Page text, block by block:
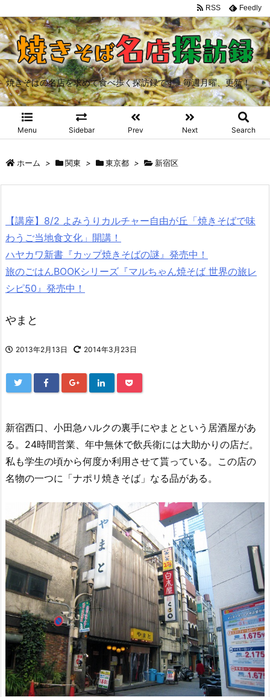
焼きそばの名店を求めて食べ歩く探訪録です。毎週月曜、更新！
Menu Sidebar Prev Next Search
RSS Feedly
ホーム > 関東 > 東京都 > 新宿区
【講座】8/2 よみうりカルチャー自由が丘「焼きそばで味
わうご当地食文化」開講！
ハヤカワ新書『カップ焼きそばの謎』発売中！
旅のごはんBOOKシリーズ『マルちゃん焼そば 世界の旅レ
シピ50』発売中！
やまと
2013年2月13日 2014年3月23日
新宿西口、小田急ハルクの裏手にやまとという居酒屋があ
る。24時間営業、年中無休で飲兵衛には大助かりの店だ。
私も学生の頃から何度か利用させて貰っている。この店の
名物の一つに「ナポリ焼きそば」なる品がある。